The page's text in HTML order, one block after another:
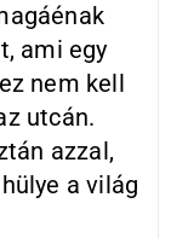
ami egy
nem kell
utcán.
azzal,
a világ